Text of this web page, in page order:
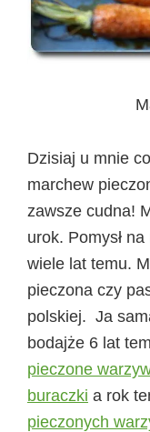
Dzisiaj u mnie
marchew
zawsze cudna!
urok. Pomysł
wiele lat temu.
pieczona czy
polskiej. Ja
bodajże 6 lat
pieczone
buraczki a rok
pieczonych